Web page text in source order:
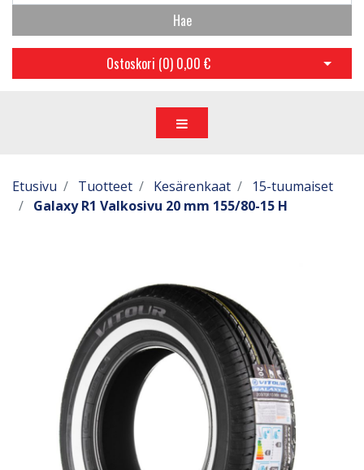
Hae
Ostoskori (0) 0,00 € Avaa
Etusivu Tuotteet Kesärenkaat
15-tuumaiset
Galaxy R1 Valkosivu 20 mm 155/80-15 H